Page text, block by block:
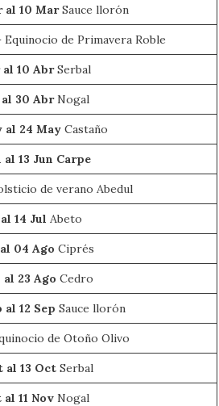
al 10 MarSauce llorón
Equinocio de Primavera Roble
al 10 AbrSerbal
al 30 AbrNogal
al 24 May Castaño
al 13 Jun Carpe
de verano Abedul
14 Jul Abeto
04 Ago Ciprés
al 23 Ago Cedro
al 12 Sep Sauce llorón
de Otoño Olivo
al 13 Oct Serbal
11 Nov Nogal